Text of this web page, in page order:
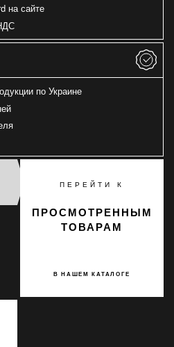
на сайте
по Украине
ПЕРЕЙТИ К
В НАШЕМ КАТАЛОГЕ
ПРОСМОТРЕННЫМ
ТОВАРАМ